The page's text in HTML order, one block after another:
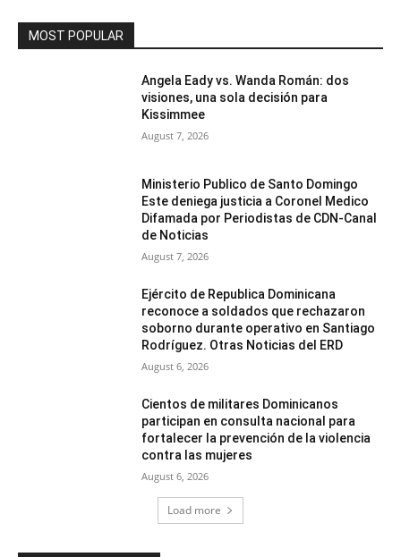
MOST POPULAR
Angela Eady vs. Wanda Román: dos
visiones, una sola decisión para
Kissimmee
August 7, 2026
Ministerio Publico de Santo Domingo
Este deniega justicia a Coronel Medico
Difamada por Periodistas de CDN-Canal
de Noticias
August 7, 2026
Ejército de Republica Dominicana
reconoce a soldados que rechazaron
soborno durante operativo en Santiago
Rodríguez. Otras Noticias del ERD
August 6, 2026
Cientos de militares Dominicanos
participan en consulta nacional para
fortalecer la prevención de la violencia
contra las mujeres
August 6, 2026
Load more